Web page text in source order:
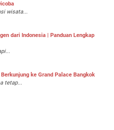
wisata...
dari Indonesia | Panduan Lengkap
ke Grand Palace Bangkok
tetap...